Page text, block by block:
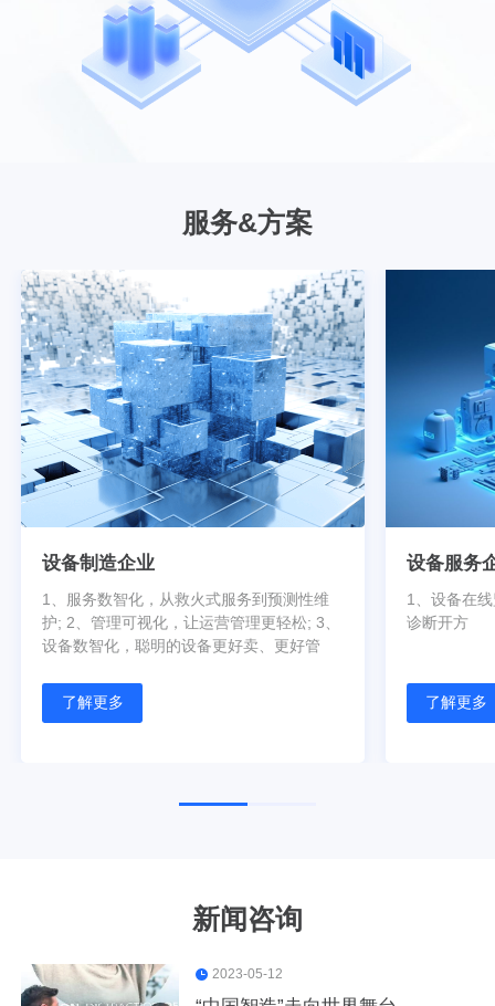
座、导轨计量开关、空调控制
充电插座、烟感报警器、测温
磁、水浸传感器等
工业软件
融芯APaaS